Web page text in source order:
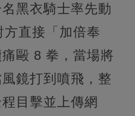
黑衣騎士率先動
直接「加倍奉
毆 8 拳，當場將
鏡打到噴飛，整
目擊並上傳網